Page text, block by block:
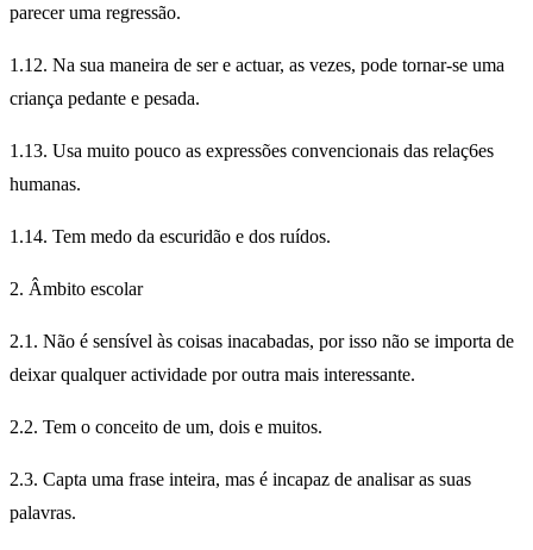
parecer uma regressão.
1.12. Na sua maneira de ser e actuar, as vezes, pode tornar-se uma
criança pedante e pesada.
1.13. Usa muito pouco as expressões convencionais das relaç6es
humanas.
1.14. Tem medo da escuridão e dos ruídos.
2. Âmbito escolar
2.1. Não é sensível às coisas inacabadas, por isso não se importa de
deixar qualquer actividade por outra mais interessante.
2.2. Tem o conceito de um, dois e muitos.
2.3. Capta uma frase inteira, mas é incapaz de analisar as suas
palavras.